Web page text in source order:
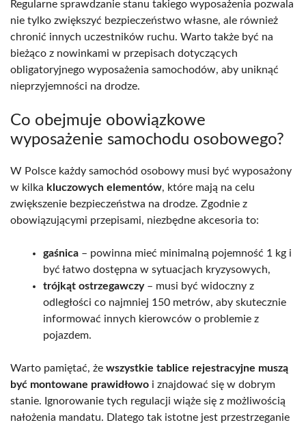
Regularne sprawdzanie stanu takiego wyposażenia pozwala
nie tylko zwiększyć bezpieczeństwo własne, ale również
chronić innych uczestników ruchu. Warto także być na
bieżąco z nowinkami w przepisach dotyczących
obligatoryjnego wyposażenia samochodów, aby uniknąć
nieprzyjemności na drodze.
Co obejmuje obowiązkowe
wyposażenie samochodu osobowego?
W Polsce każdy samochód osobowy musi być wyposażony
w kilka kluczowych elementów, które mają na celu
zwiększenie bezpieczeństwa na drodze. Zgodnie z
obowiązującymi przepisami, niezbędne akcesoria to:
gaśnica – powinna mieć minimalną pojemność 1 kg i
być łatwo dostępna w sytuacjach kryzysowych,
trójkąt ostrzegawczy– musi być widoczny z
odległości co najmniej 150 metrów, aby skutecznie
informować innych kierowców o problemie z
pojazdem.
Warto pamiętać, że wszystkie tablice rejestracyjne muszą
być montowane prawidłowo i znajdować się w dobrym
stanie. Ignorowanie tych regulacji wiąże się z możliwością
nałożenia mandatu. Dlatego tak istotne jest przestrzeganie